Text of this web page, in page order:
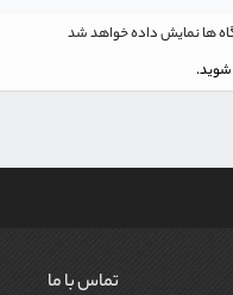
ها نمایش داده خواهد شد
تماس با ما